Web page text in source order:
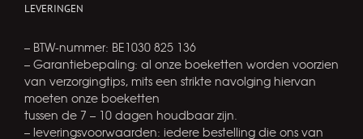
LEVERINGEN
– BTW-nummer: BE1030 825 136
– Garantiebepaling: al onze boeketten worden voorzien
van verzorgingtips, mits een strikte navolging hiervan
moeten onze boeketten
tussen de 7 – 10 dagen houdbaar zijn.
– leveringsvoorwaarden: iedere bestelling die ons van